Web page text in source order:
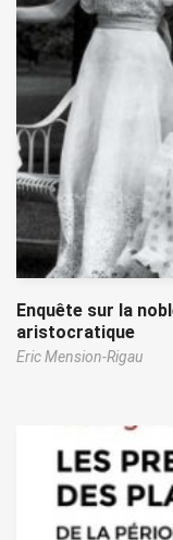
Enquête sur la
aristocratique
Eric Mension-Rigau